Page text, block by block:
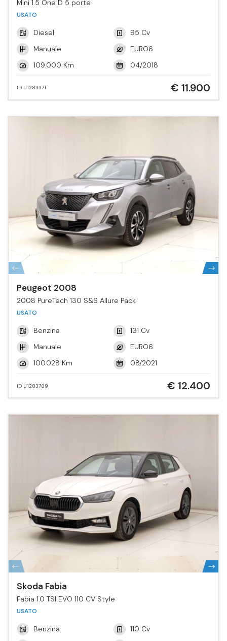
Mini 1.5 One D 5 porte
USATO
Diesel
95 Cv
Manuale
EURO6
109.000 Km
04/2018
ID U1283371 € 11.900
Peugeot 2008
2008 PureTech 130 S&S Allure Pack
USATO
Benzina
131 Cv
Manuale
EURO6.
100.028 Km
08/2021
ID U1283789 € 12.400
Skoda Fabia
Fabia 1.0 TSI EVO 110 CV Style
USATO
Benzina
110 Cv